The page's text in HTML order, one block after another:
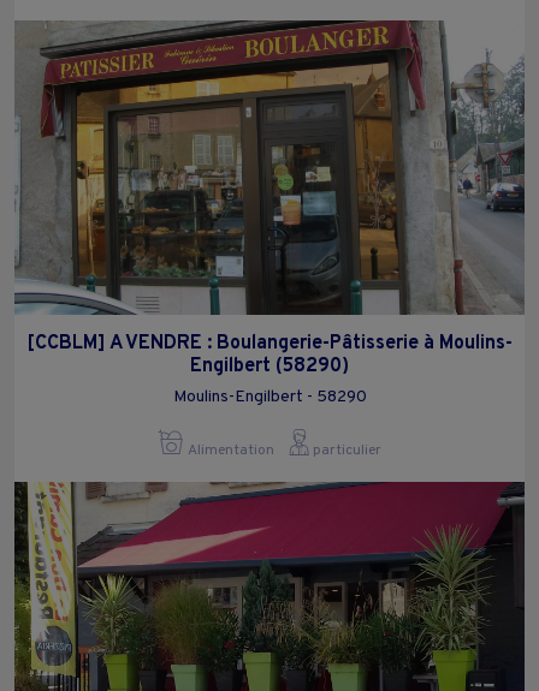
[CCBLM] A VENDRE : Boulangerie-Pâtisserie à Moulins-
Engilbert (58290)
Moulins-Engilbert - 58290
Alimentation particulier